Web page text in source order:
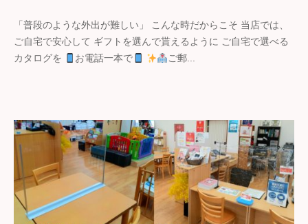
ギ
フ
ト
「普段のような外出が難しい」 こんな時だからこそ 当店では、
ご自宅で安心して ギフトを選んで貰えるように ご自宅で選べる
カタログを
お電話一本で ご郵...